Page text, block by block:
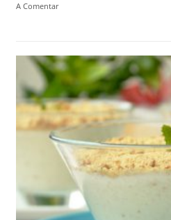
A Comentar